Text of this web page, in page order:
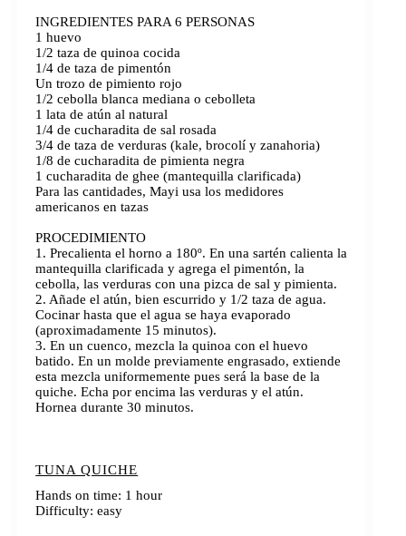
INGREDIENTES PARA 6 PERSONAS
1 huevo
1/2 taza de quinoa cocida
1/4 de taza de pimentón
Un trozo de pimiento rojo
1/2 cebolla blanca mediana o cebolleta
1 lata de atún al natural
1/4 de cucharadita de sal rosada
3/4 de taza de verduras (kale, brocolí y zanahoria)
1/8 de cucharadita de pimienta negra
1 cucharadita de ghee (mantequilla clarificada)
Para las cantidades, Mayi usa los medidores
americanos en tazas
PROCEDIMIENTO
1. Precalienta el horno a 180º. En una sartén calienta la
mantequilla clarificada y agrega el pimentón, la
cebolla, las verduras con una pizca de sal y pimienta.
2. Añade el atún, bien escurrido y 1/2 taza de agua.
Cocinar hasta que el agua se haya evaporado
(aproximadamente 15 minutos).
3. En un cuenco, mezcla la quinoa con el huevo
batido. En un molde previamente engrasado, extiende
esta mezcla uniformemente pues será la base de la
quiche. Echa por encima las verduras y el atún.
Hornea durante 30 minutos.
TUNA QUICHE
Hands on time: 1 hour
Difficulty: easy